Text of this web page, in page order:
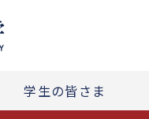
学生の皆さま